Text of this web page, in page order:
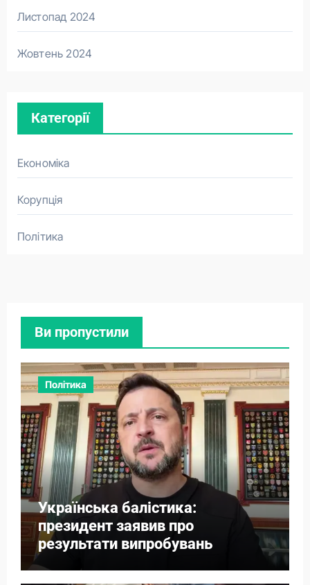
Листопад 2024
Жовтень 2024
Категорії
Економіка
Корупція
Політика
Ви пропустили
Політика
Українська балістика:
президент заявив про
результати випробувань